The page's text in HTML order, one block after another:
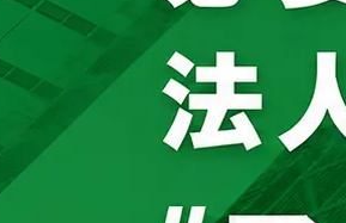
ファクタリング
ファクタリングとは？仕組み・メ
リット・注意点と...
2026年8月6日